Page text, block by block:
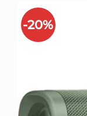
-20%